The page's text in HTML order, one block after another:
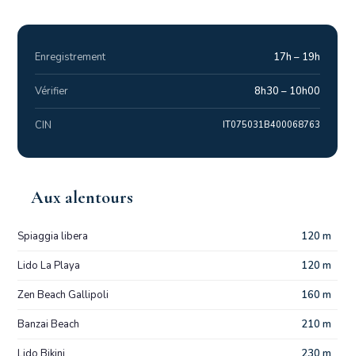
Enregistrement 17h – 19h
Vérifier 8h30 – 10h00
CIN IT075031B400068763
Aux alentours
Spiaggia libera 120 m
Lido La Playa 120 m
Zen Beach Gallipoli 160 m
Banzai Beach 210 m